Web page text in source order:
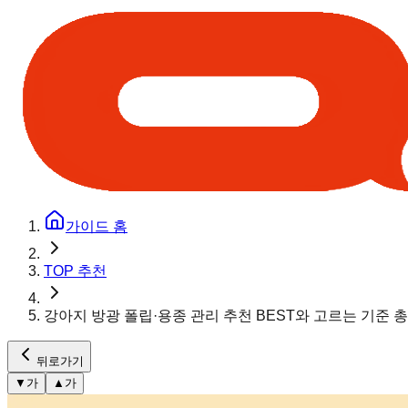
가이드 홈
TOP 추천
강아지 방광 폴립·용종 관리 추천 BEST와 고르는 기준
뒤로가기
▼ 가 ▲ 가